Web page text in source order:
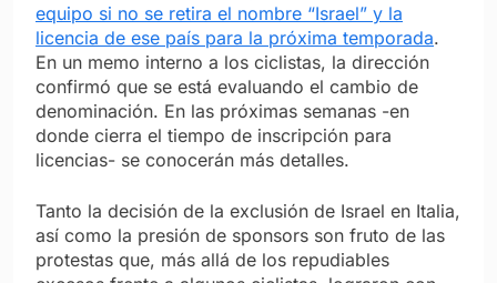
equipo si no se retira el nombre “Israel” y la
licencia de ese país para la próxima temporada.
En un memo interno a los ciclistas, la dirección
confirmó que se está evaluando el cambio de
denominación. En las próximas semanas -en
donde cierra el tiempo de inscripción para
licencias- se conocerán más detalles.
Tanto la decisión de la exclusión de Israel en Italia,
así como la presión de sponsors son fruto de las
protestas que, más allá de los repudiables